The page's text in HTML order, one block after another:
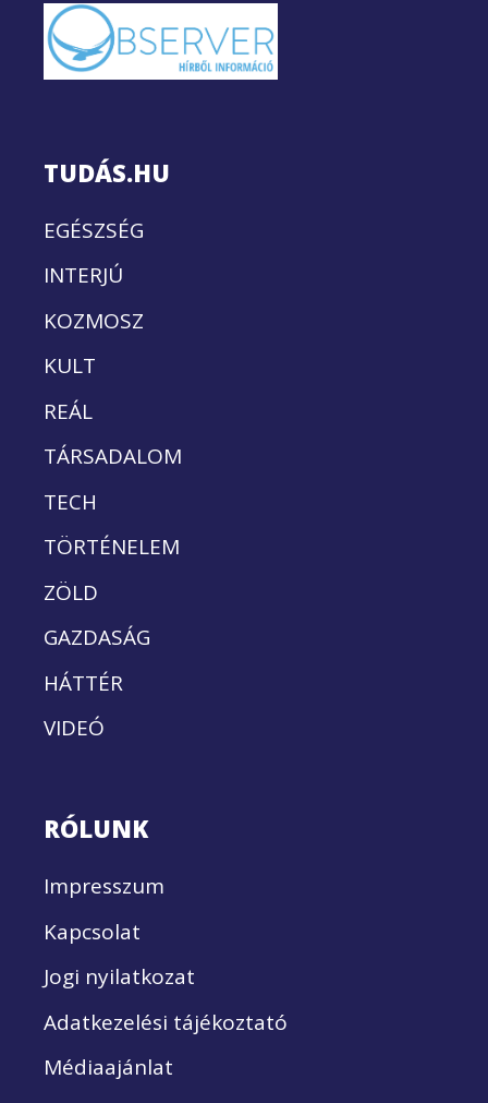
TUDÁS.HU
EGÉSZSÉG
INTERJÚ
KOZMOSZ
KULT
REÁL
TÁRSADALOM
TECH
TÖRTÉNELEM
ZÖLD
GAZDASÁG
HÁTTÉR
VIDEÓ
RÓLUNK
Impresszum
Kapcsolat
Jogi nyilatkozat
Adatkezelési tájékoztató
Médiaajánlat